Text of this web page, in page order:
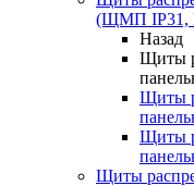
(ЩМП IP31,
Назад
Щиты
Щиты
Щиты
Щиты